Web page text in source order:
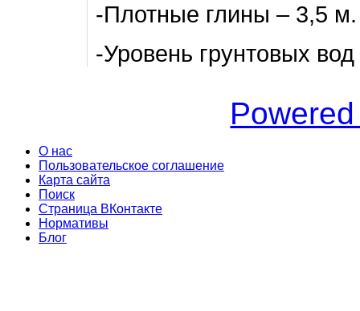
-Плотные глины – 3,5 м.
-Уровень грунтовых
О нас
Пользовательское соглашение
Карта сайта
Поиск
Страница ВКонтакте
Нормативы
Блог